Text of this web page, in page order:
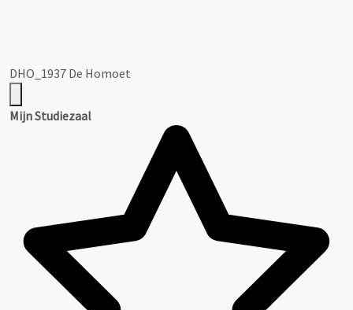
DHO_1937 De Homoet
Mijn Studiezaal